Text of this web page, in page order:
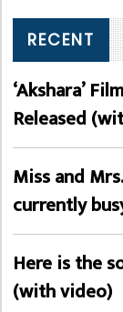
RECENT
‘Akshara’
Released
Miss and
currently
Here is the
(with video)